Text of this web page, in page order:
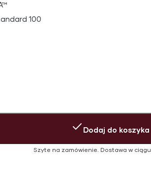
100
Dodaj do koszyka
Szyte na zamówienie. Dostawa w ciągu